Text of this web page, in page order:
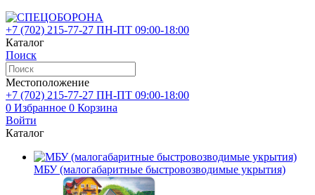
+7 (702) 215-77-27 ПН-ПТ 09:00-18:00
Каталог
Поиск
Местоположение
+7 (702) 215-77-27 ПН-ПТ 09:00-18:00
0 Избранное 0 Корзина
Войти
Каталог
МБУ (малогабаритные быстровозводимые укрытия)